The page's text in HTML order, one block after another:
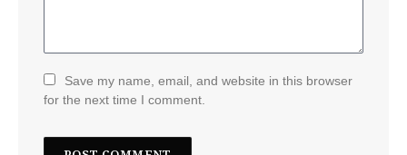
Save my name, email, and website in this browser
for the next time I comment.